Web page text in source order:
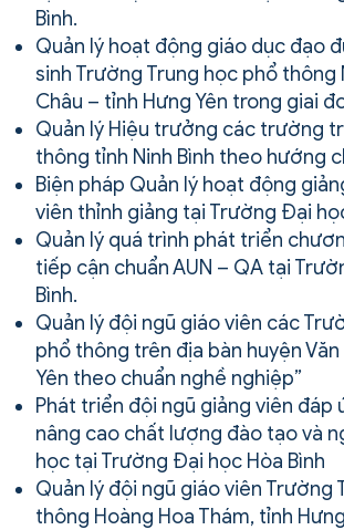
Bình.
Quản lý hoạt động giáo dục đạo
sinh Trường Trung học phổ thông
Châu – tỉnh Hưng Yên trong giai
Quản lý Hiệu trưởng các trường
thông tỉnh Ninh Bình theo hướng
Biện pháp Quản lý hoạt động
viên thỉnh giảng tại Trường Đại
Quản lý quá trình phát triển
tiếp cận chuẩn AUN – QA tại
Bình.
Quản lý đội ngũ giáo viên các
phổ thông trên địa bàn huyện
Yên theo chuẩn nghề nghiệp”
Phát triển đội ngũ giảng viên đáp
nâng cao chất lượng đào tạo và
học tại Trường Đại học Hòa Bình
Quản lý đội ngũ giáo viên Trường
thông Hoàng Hoa Thám, tỉnh